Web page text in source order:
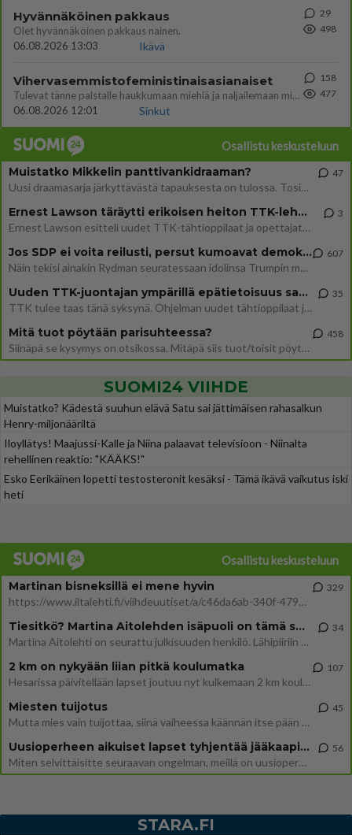
Hyvännäköinen pakkaus
Olet hyvännäköinen pakkaus nainen.
06.08.2026 13:03
Ikävä
29
498
Vihervasemmistofeministinaisasianaiset
Tulevat tänne palstalle haukkumaan miehiä ja naljailemaan miehelle, kehuvat olevansa heitä parempia. Itse asuvat MIEHE
06.08.2026 12:01
Sinkut
158
477
Osallistu keskusteluun
Muistatko Mikkelin panttivankidraaman?
Uusi draamasarja järkyttävästä tapauksesta on tulossa. Tositapahtumiin perustuva sarja ammentaa vuoden 1986 Mikkelin pan
47
Ernest Lawson täräytti erikoisen heiton TTK-lehdistötilaisuudessa: " Onko tässä tarkoituksena...?"
Ernest Lawson esitteli uudet TTK-tähtioppilaat ja opettajat torstaina 6.8. lehdistölle. Tulevalla kaudella on yksi hausk
3
Jos SDP ei voita reilusti, persut kumoavat demokratian Suomesta
Näin tekisi ainakin Rydman seuratessaan idolinsa Trumpin mallia https://www.is.fi/politiikka/art-2000012187244.html
607
Uuden TTK-juontajan ympärillä epätietoisuus sakenee - Nyt MTV hämmentää soppaa
TTK tulee taas tänä syksynä. Ohjelman uudet tähtioppilaat julkistetaan torstaina 6. elokuuta klo 14 alkavassa lehdistö
35
Mitä tuot pöytään parisuhteessa?
Siinäpä se kysymys on otsikossa. Mitäpä siis tuot/toisit pöytään parisuhteessa? Oletko mies vai nainen? Koetko sen mitä
458
SUOMI24 VIIHDE
Muistatko? Kädestä suuhun elävä Satu sai jättimäisen rahasalkun
Henry-miljonääriltä
Iloyllätys! Maajussi-Kalle ja Niina palaavat televisioon - Niinalta
rehellinen reaktio: "KÄÄKS!"
Esko Eerikäinen lopetti testosteronit kesäksi - Tämä ikävä vaikutus iski
heti
Osallistu keskusteluun
Martinan bisneksillä ei mene hyvin
https://www.iltalehti.fi/viihdeuutiset/a/c46da6ab-340f-4790-aaa7-0865eed2336 Yrityksen konkurssihakemus on tullut kärä
329
Tiesitkö? Martina Aitolehden isäpuoli on tämä suosittu laulaja
Martina Aitolehti on seurattu julkisuuden henkilö. Lähipiiriin mahtuu muitakin tunnettuja henkilöitä. Tiesitkö, että Ma
34
2 km on nykyään liian pitkä koulumatka
Hesarissa päivitellään lapset joutuu nyt kulkemaan 2 km kouluun jösses. Ruostefillarilla tuo matka menee vaikka miten äk
107
Miesten tuijotus
Mutta mies vain tuijottaa, siinä vaiheessa käännän itse pään pois. Mikä juttu? Yleensä jos joku tuijottaa tai katsoo, hä
45
Uusioperheen aikuiset lapset tyhjentää jääkaapin käydessään
Miten selvittäisitte seuraavan ongelman, meillä on uusioperhe, minulla teini-ikäiset lapset ja puolisolla aikuiset, jotk
56
STARA.FI